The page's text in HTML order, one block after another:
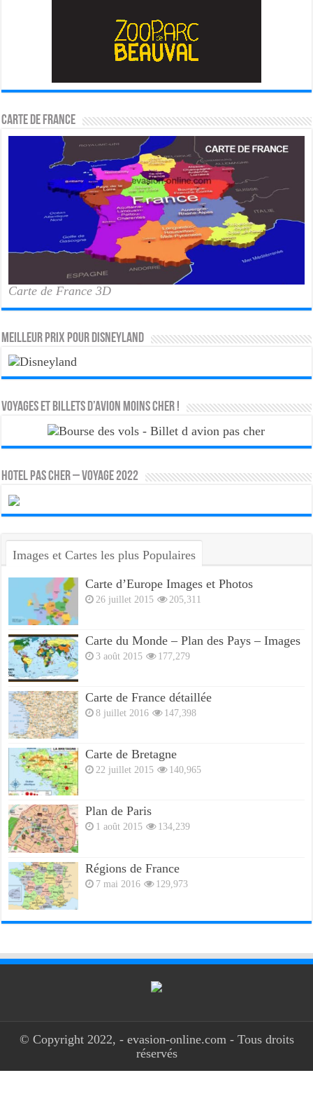
Carte de France
Carte de France 3D
MEILLEUR PRIX POUR DISNEYLAND
Voyages et Billets d’Avion moins cher !
HOTEL PAS CHER – VOYAGE 2022
Images et Cartes les plus Populaires
Carte d’Europe Images et Photos
26 juillet 2015 205,311
Carte du Monde – Plan des Pays – Images
3 août 2015 177,279
Carte de France détaillée
8 juillet 2016 147,398
Carte de Bretagne
22 juillet 2015 140,965
Plan de Paris
1 août 2015 134,239
Régions de France
7 mai 2016 129,973
© Copyright 2022, - evasion-online.com - Tous droits
réservés